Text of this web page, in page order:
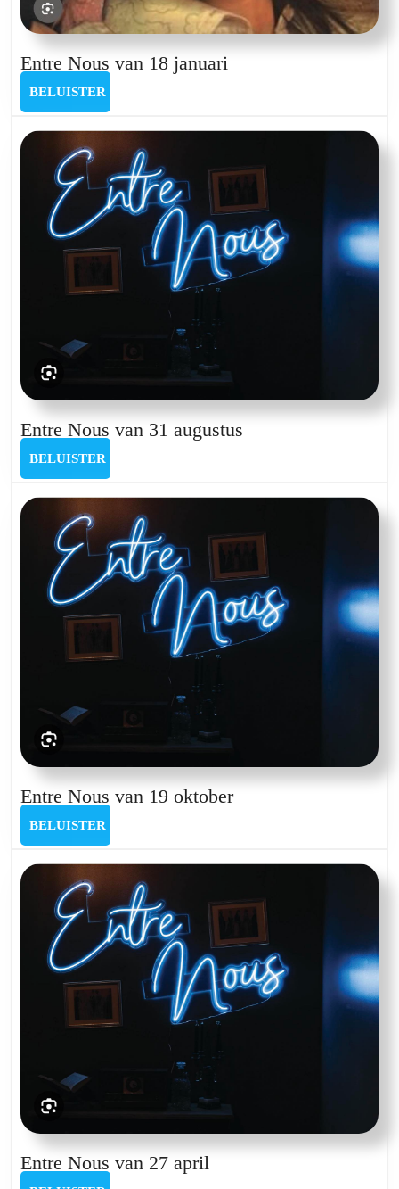
Entre Nous van 18 januari
18
BELUISTER
Entre Nous van 31 augustus
31
BELUISTER
Entre Nous van 19 oktoberEntre
19
BELUISTER
Entre Nous van 27 april